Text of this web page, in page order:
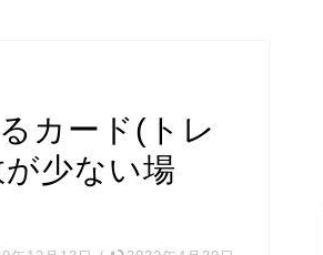
カード(トレ
少ない場